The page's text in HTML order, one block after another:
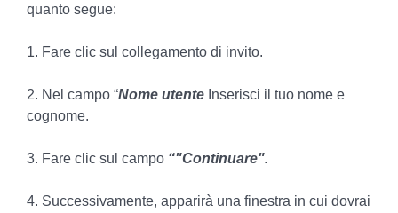
quanto segue:
1. Fare clic sul collegamento di invito.
2. Nel campo “Nome utente Inserisci il tuo nome e
cognome.
3. Fare clic sul campo “"Continuare".
4. Successivamente, apparirà una finestra in cui dovrai